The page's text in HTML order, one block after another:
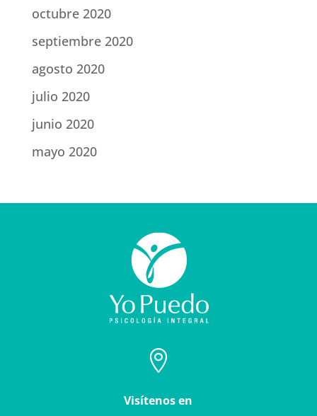
octubre 2020
septiembre 2020
agosto 2020
julio 2020
junio 2020
mayo 2020

Visítenos en